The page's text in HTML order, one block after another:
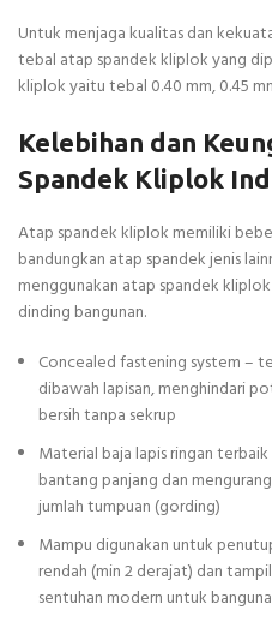
Untuk menjaga kualitas dan
tebal atap spandek kliplok yang
kliplok yaitu tebal 0.40 mm, 0.45
Kelebihan dan
Spandek Kliplok
Atap spandek kliplok memiliki
bandungkan atap spandek jenis
menggunakan atap spandek
dinding bangunan.
Concealed fastening system –
dibawah lapisan, menghindari
bersih tanpa sekrup
Material baja lapis ringan
bantang panjang dan
jumlah tumpuan (gording)
Mampu digunakan untuk
rendah (min 2 derajat) dan
sentuhan modern untuk